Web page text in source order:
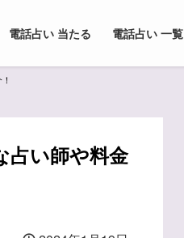
電話占い 当たる 電話占い 一覧
占い師や料金